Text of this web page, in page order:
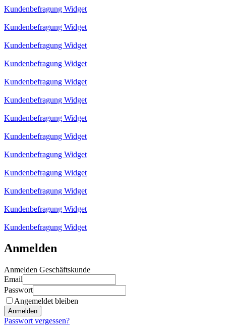
Kundenbefragung Widget
Kundenbefragung Widget
Kundenbefragung Widget
Kundenbefragung Widget
Kundenbefragung Widget
Kundenbefragung Widget
Kundenbefragung Widget
Kundenbefragung Widget
Kundenbefragung Widget
Kundenbefragung Widget
Kundenbefragung Widget
Kundenbefragung Widget
Kundenbefragung Widget
Anmelden
Anmelden Geschäftskunde
Email
Passwort
Angemeldet bleiben
Anmelden
Passwort vergessen?